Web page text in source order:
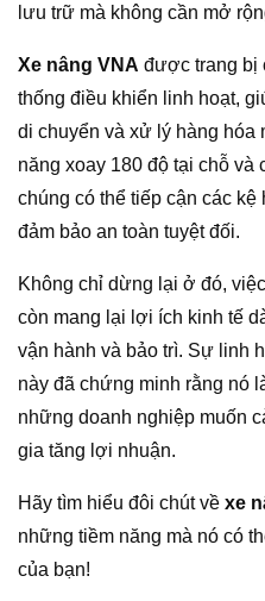
lưu trữ mà không cần mở
Xe nâng VNA được trang bị
thống điều khiển linh hoạt,
di chuyển và xử lý hàng hóa
năng xoay 180 độ tại chỗ và
chúng có thể tiếp cận các
đảm bảo an toàn tuyệt đối.
Không chỉ dừng lại ở đó,
còn mang lại lợi ích kinh tế
vận hành và bảo trì. Sự linh
này đã chứng minh rằng nó
những doanh nghiệp muốn
gia tăng lợi nhuận.
Hãy tìm hiểu đôi chút về xe
những tiềm năng mà nó có
của bạn!